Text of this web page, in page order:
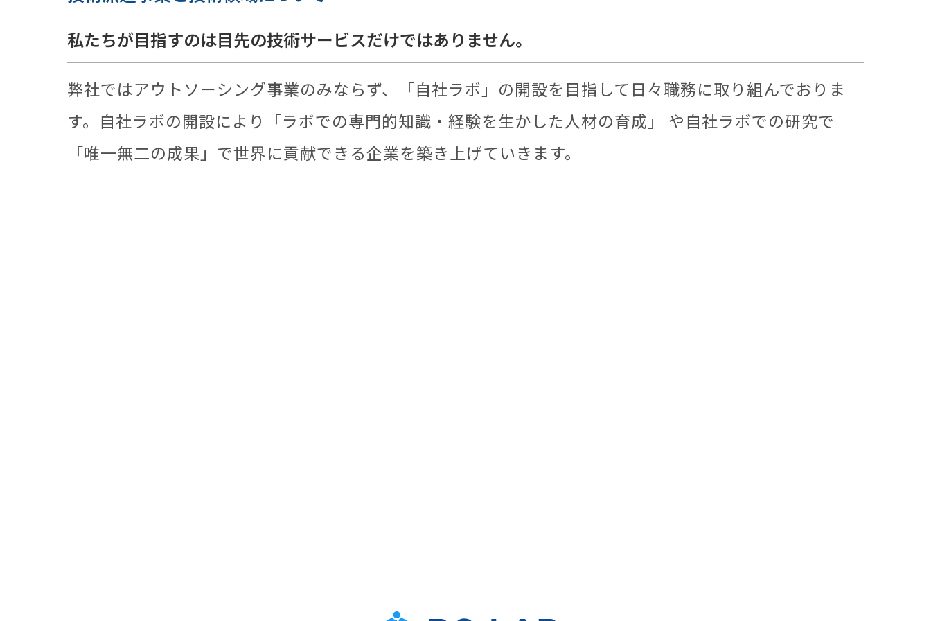
私たちが目指すのは目先の技術サービスだけではありません。
弊社ではアウトソーシング事業のみならず、「自社ラボ」の開設を目指して日々職務に取り組んでおりま
す。自社ラボの開設により「ラボでの専門的知識・経験を生かした人材の育成」 や自社ラボでの研究で
「唯一無二の成果」で世界に貢献できる企業を築き上げていきます。